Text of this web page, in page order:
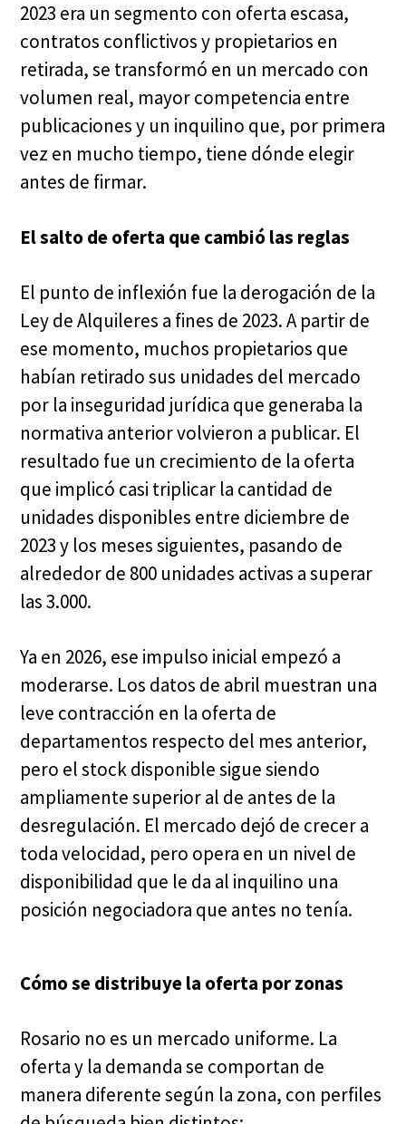
2023 era un segmento con oferta escasa,
contratos conflictivos y propietarios en
retirada, se transformó en un mercado con
volumen real, mayor competencia entre
publicaciones y un inquilino que, por primera
vez en mucho tiempo, tiene dónde elegir
antes de firmar.
El salto de oferta que cambió las reglas
El punto de inflexión fue la derogación de la
Ley de Alquileres a fines de 2023. A partir de
ese momento, muchos propietarios que
habían retirado sus unidades del mercado
por la inseguridad jurídica que generaba la
normativa anterior volvieron a publicar. El
resultado fue un crecimiento de la oferta
que implicó casi triplicar la cantidad de
unidades disponibles entre diciembre de
2023 y los meses siguientes, pasando de
alrededor de 800 unidades activas a superar
las 3.000.
Ya en 2026, ese impulso inicial empezó a
moderarse. Los datos de abril muestran una
leve contracción en la oferta de
departamentos respecto del mes anterior,
pero el stock disponible sigue siendo
ampliamente superior al de antes de la
desregulación. El mercado dejó de crecer a
toda velocidad, pero opera en un nivel de
disponibilidad que le da al inquilino una
posición negociadora que antes no tenía.
Cómo se distribuye la oferta por zonas
Rosario no es un mercado uniforme. La
oferta y la demanda se comportan de
manera diferente según la zona, con perfiles